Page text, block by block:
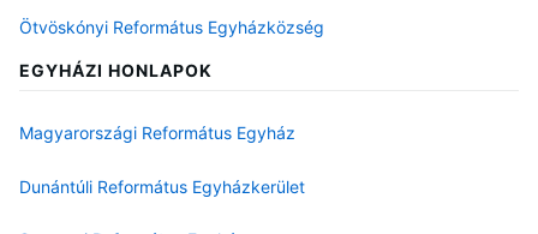
Ötvöskónyi Református Egyházközség
EGYHÁZI HONLAPOK
Magyarországi Református Egyház
Dunántúli Református Egyházkerület